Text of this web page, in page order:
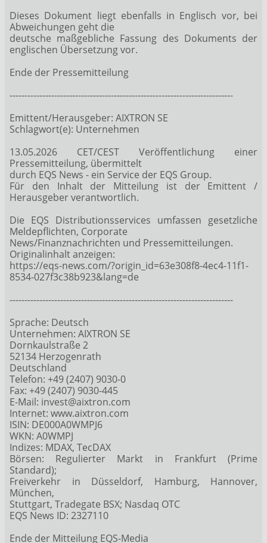
Dieses Dokument liegt ebenfalls in Englisch vor, bei
Abweichungen geht die
deutsche maßgebliche Fassung des Dokuments der
englischen Übersetzung vor.
Ende der Pressemitteilung
---------------------------------------------------------------------------
Emittent/Herausgeber: AIXTRON SE
Schlagwort(e): Unternehmen
13.05.2026 CET/CEST Veröffentlichung einer
Pressemitteilung, übermittelt
durch EQS News - ein Service der EQS Group.
Für den Inhalt der Mitteilung ist der Emittent /
Herausgeber verantwortlich.
Die EQS Distributionsservices umfassen gesetzliche
Meldepflichten, Corporate
News/Finanznachrichten und Pressemitteilungen.
Originalinhalt anzeigen:
https://eqs-news.com/?origin_id=63e308f8-4ec4-11f1-
8534-027f3c38b923&lang=de
---------------------------------------------------------------------------
Sprache: Deutsch
Unternehmen: AIXTRON SE
Dornkaulstraße 2
52134 Herzogenrath
Deutschland
Telefon: +49 (2407) 9030-0
Fax: +49 (2407) 9030-445
E-Mail: invest@aixtron.com
Internet: www.aixtron.com
ISIN: DE000A0WMPJ6
WKN: A0WMPJ
Indizes: MDAX, TecDAX
Börsen: Regulierter Markt in Frankfurt (Prime
Standard);
Freiverkehr in Düsseldorf, Hamburg, Hannover,
München,
Stuttgart, Tradegate BSX; Nasdaq OTC
EQS News ID: 2327110
Ende der Mitteilung EQS-Media